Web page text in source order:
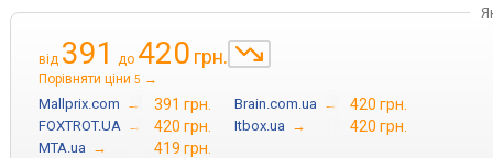
від 391 до 420 грн.
Порівняти ціни 5 →
Mallprix.com → 391 грн. Brain.com.ua → 420 грн.
FOXTROT.UA → 420 грн. Itbox.ua → 420 грн.
MTA.ua →
419 грн.